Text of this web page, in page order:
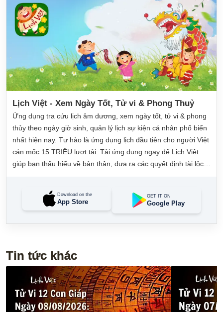
Lịch Việt - Xem Ngày Tốt, Tử vi & Phong Thuỷ
Ứng dụng tra cứu lịch âm dương, xem ngày tốt, tử vi & phong
thủy theo ngày giờ sinh, quản lý lịch sự kiện cá nhân phổ biến
nhất hiện nay. Tự hào là ứng dụng lịch đầu tiên cho người Việt
cán mốc 15 TRIỆU lượt tải. Tải ứng dụng ngay để Lịch Việt
giúp bạn thấu hiểu về bản thân, đưa ra các quyết định tài lộc,
Download on the
App Store
GET IT ON
Google Play
Tin tức khác